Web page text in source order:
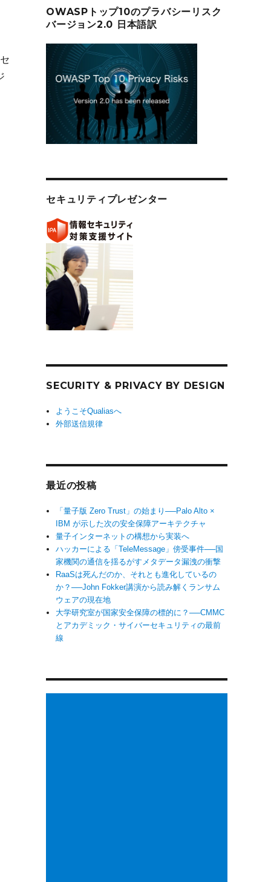
OWASPトップ10のプラバシーリスク
バージョン2.0 日本語訳
セキュリティプレゼンター
SECURITY & PRIVACY BY DESIGN
ようこそQualiasへ
外部送信規律
最近の投稿
「量子版 Zero Trust」の始まり──Palo Alto ×
IBM が示した次の安全保障アーキテクチャ
量子インターネットの構想から実装へ
ハッカーによる「TeleMessage」傍受事件──国
家機関の通信を揺るがすメタデータ漏洩の衝撃
RaaSは死んだのか、それとも進化しているの
か？──John Fokker講演から読み解くランサム
ウェアの現在地
大学研究室が国家安全保障の標的に？──CMMC
とアカデミック・サイバーセキュリティの最前
線